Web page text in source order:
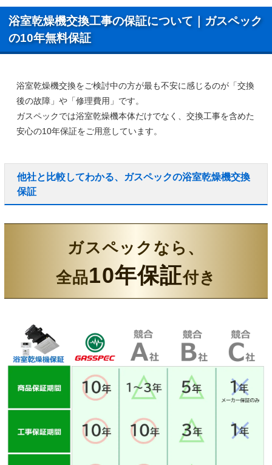
浴室乾燥機交換工事の保証について｜ガスペック
の10年無料保証
浴室乾燥機交換をご検討中の方が最も不安に感じるのが「交換
後の故障」や「修理費用」です。
ガスペックでは浴室乾燥機本体だけでなく、交換工事を含めた
安心の10年保証をご用意しています。
他社と比較してわかる、ガスペックの浴室乾燥機交換
保証
ガスペックなら、
全品10年保証付き